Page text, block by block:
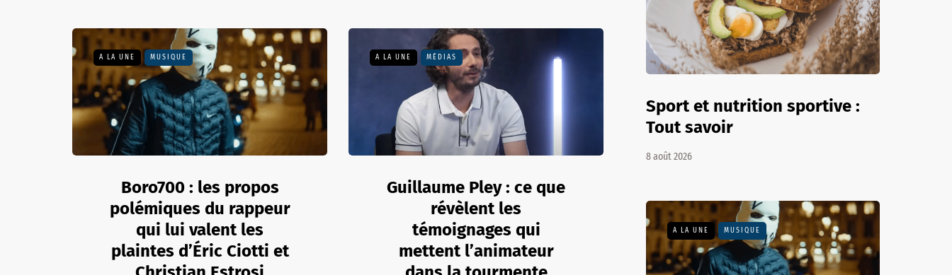
A LA UNE MUSIQUE
Boro700 : les propos
polémiques du rappeur
qui lui valent les
plaintes d’Éric Ciotti et
A LA UNE MÉDIAS
Guillaume Pley : ce que
révèlent les
témoignages qui
mettent l’animateur
Sport et nutrition sportive :
Tout savoir
8 août 2026
A LA UNE MUSIQUE